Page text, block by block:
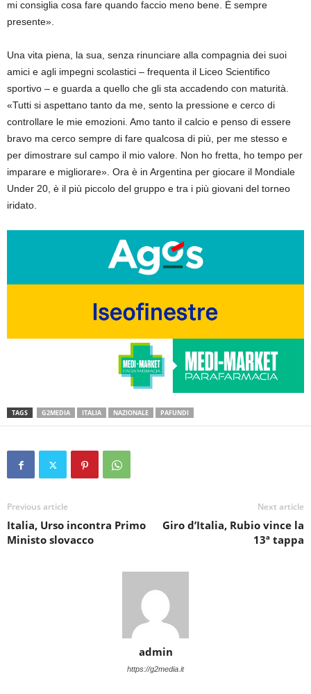
mi consiglia cosa fare quando faccio meno bene. È sempre
presente».
Una vita piena, la sua, senza rinunciare alla compagnia dei suoi
amici e agli impegni scolastici – frequenta il Liceo Scientifico
sportivo – e guarda a quello che gli sta accadendo con maturità.
«Tutti si aspettano tanto da me, sento la pressione e cerco di
controllare le mie emozioni. Amo tanto il calcio e penso di essere
bravo ma cerco sempre di fare qualcosa di più, per me stesso e
per dimostrare sul campo il mio valore. Non ho fretta, ho tempo per
imparare e migliorare». Ora è in Argentina per giocare il Mondiale
Under 20, è il più piccolo del gruppo e tra i più giovani del torneo
iridato.
TAGS G2MEDIA ITALIA NAZIONALE PAFUNDI
Previous article
Italia, Urso incontra Primo
Ministo slovacco
Next article
Giro d’Italia, Rubio vince la
13ª tappa
admin
https://g2media.it